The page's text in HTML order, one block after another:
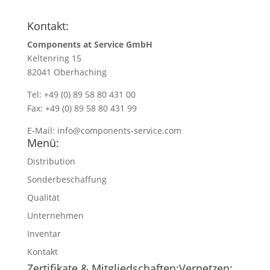
Kontakt:
Components at Service GmbH
Keltenring 15
82041 Oberhaching
Tel: +49 (0) 89 58 80 431 00
Fax: +49 (0) 89 58 80 431 99
E-Mail: info@components-service.com
Menü:
Distribution
Sonderbeschaffung
Qualität
Unternehmen
Inventar
Kontakt